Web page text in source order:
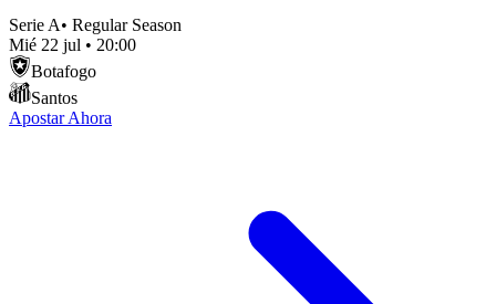
Serie A• Regular Season
Mié 22 jul • 20:00
Botafogo
Santos
Apostar Ahora